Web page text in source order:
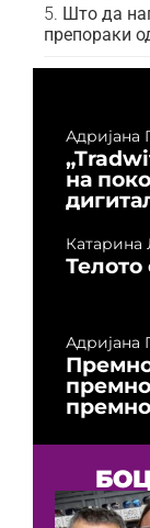
Што да
препораки
Адријана
на
Катарина
Адријана